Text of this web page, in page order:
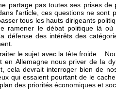
partage pas toutes ses prises de
l'article, ces questions ne
tous les hauts dirigeants
ramener le débat politique là
défense des intérêts des
le sujet avec la tête froide...
en Allemagne nous priver de la
cela devrait interroger bien de
qui essaient pourtant de le
des priorités économiques et